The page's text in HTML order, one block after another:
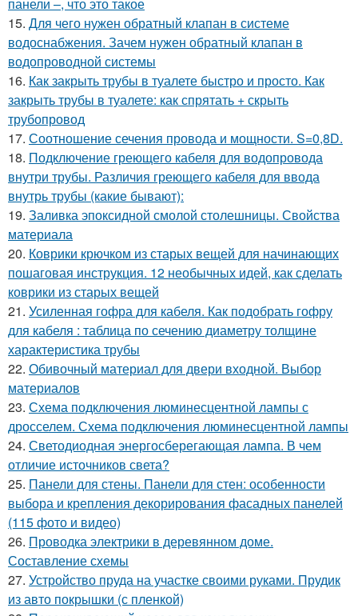
панели –, что это такое
15. Для чего нужен обратный клапан в системе
водоснабжения. Зачем нужен обратный клапан в
водопроводной системы
16. Как закрыть трубы в туалете быстро и просто. Как
закрыть трубы в туалете: как спрятать + скрыть
трубопровод
17. Соотношение сечения провода и мощности. S=0,8D.
18. Подключение греющего кабеля для водопровода
внутри трубы. Различия греющего кабеля для ввода
внутрь трубы (какие бывают):
19. Заливка эпоксидной смолой столешницы. Свойства
материала
20. Коврики крючком из старых вещей для начинающих
пошаговая инструкция. 12 необычных идей, как сделать
коврики из старых вещей
21. Усиленная гофра для кабеля. Как подобрать гофру
для кабеля : таблица по сечению диаметру толщине
характеристика трубы
22. Обивочный материал для двери входной. Выбор
материалов
23. Схема подключения люминесцентной лампы с
дросселем. Схема подключения люминесцентной лампы
24. Светодиодная энергосберегающая лампа. В чем
отличие источников света?
25. Панели для стены. Панели для стен: особенности
выбора и крепления декорирования фасадных панелей
(115 фото и видео)
26. Проводка электрики в деревянном доме.
Составление схемы
27. Устройство пруда на участке своими руками. Прудик
из авто покрышки (с пленкой)